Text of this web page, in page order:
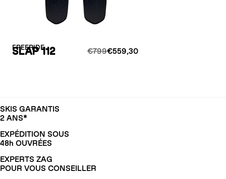
FREERIDE
SLAP 112 €799€559,30
SKIS GARANTIS
2 ANS*
EXPÉDITION SOUS
48h OUVRÉES
EXPERTS ZAG
POUR VOUS CONSEILLER